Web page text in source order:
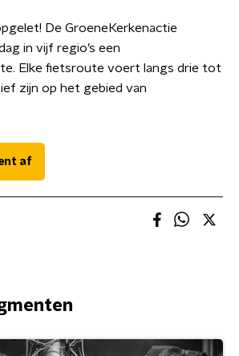
De GroeneKerkenactie
in vijf regio’s een
Elke fietsroute voert langs drie tot
zijn op het gebied van
af